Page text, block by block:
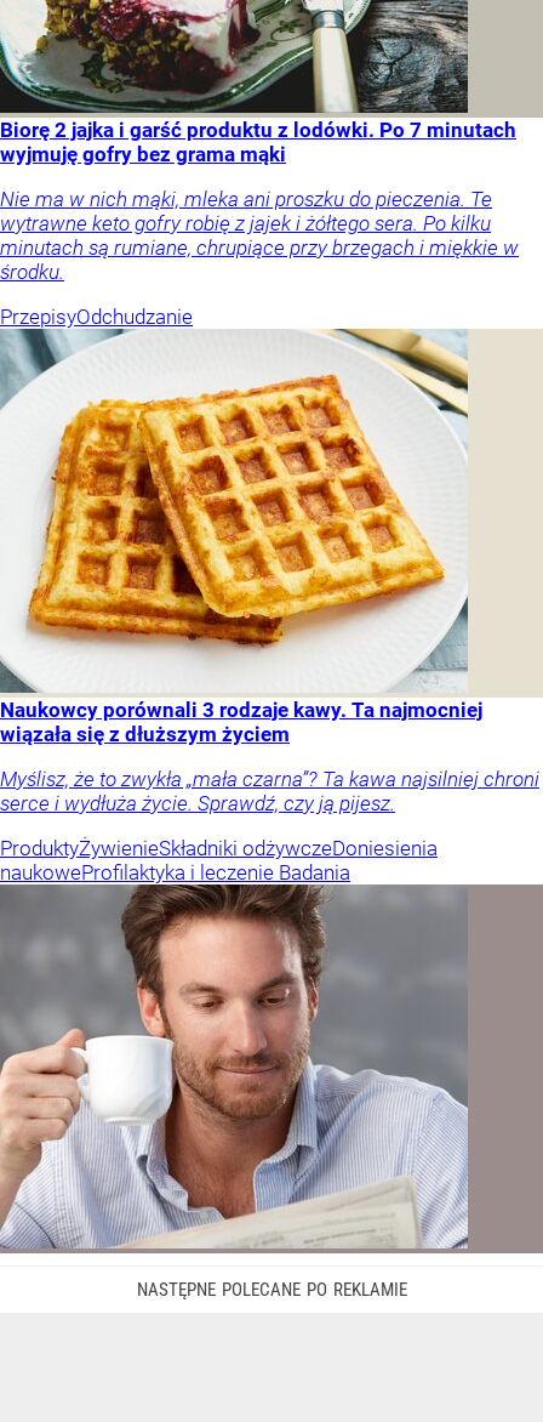
Biorę 2 jajka i garść produktu z lodówki. Po 7 minutach
wyjmuję gofry bez grama mąki
Nie ma w nich mąki, mleka ani proszku do pieczenia. Te
wytrawne keto gofry robię z jajek i żółtego sera. Po kilku
minutach są rumiane, chrupiące przy brzegach i miękkie w
środku.
PrzepisyOdchudzanie
Naukowcy porównali 3 rodzaje kawy. Ta najmocniej
wiązała się z dłuższym życiem
Myślisz, że to zwykła „mała czarna”? Ta kawa najsilniej chroni
serce i wydłuża życie. Sprawdź, czy ją pijesz.
ProduktyŻywienieSkładniki odżywczeDoniesienia
naukoweProfilaktyka i leczenie Badania